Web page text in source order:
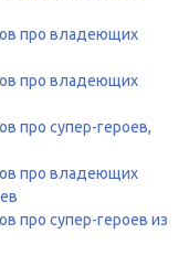
про владеющих
про владеющих
про супер-героев,
про владеющих
про супер-героев из